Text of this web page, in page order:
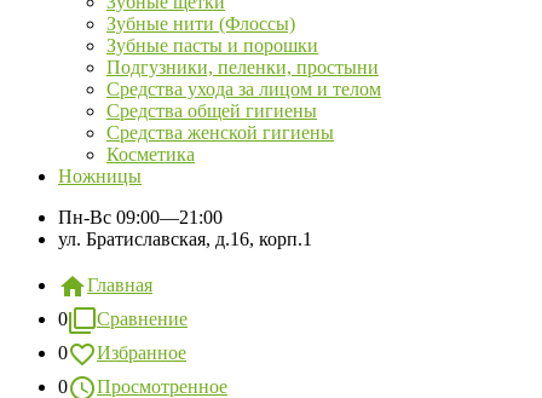
Зубные нити (Флоссы)
Зубные пасты и порошки
Подгузники, пеленки, простыни
Средства ухода за лицом и телом
Средства общей гигиены
Средства женской гигиены
Косметика
Ножницы
Пн-Вс 09:00—21:00
ул. Братиславская, д.16, корп.1
Главная
0
Сравнение
0
Избранное
0
Просмотренное